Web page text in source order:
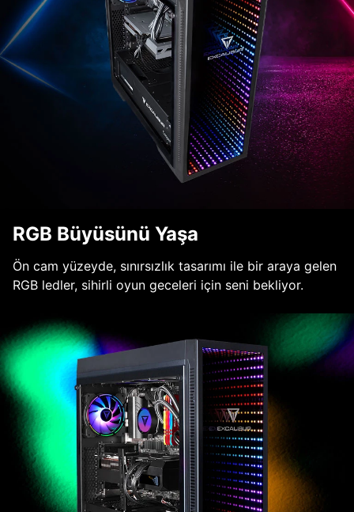
RGB Büyüsünü Yaşa
Ön cam yüzeyde, sınırsızlık tasarımı ile bir araya gelen
RGB ledler, sihirli oyun geceleri için seni bekliyor.